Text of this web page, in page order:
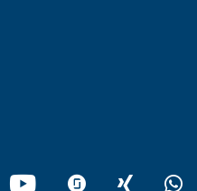
YouTube glassdoorXING